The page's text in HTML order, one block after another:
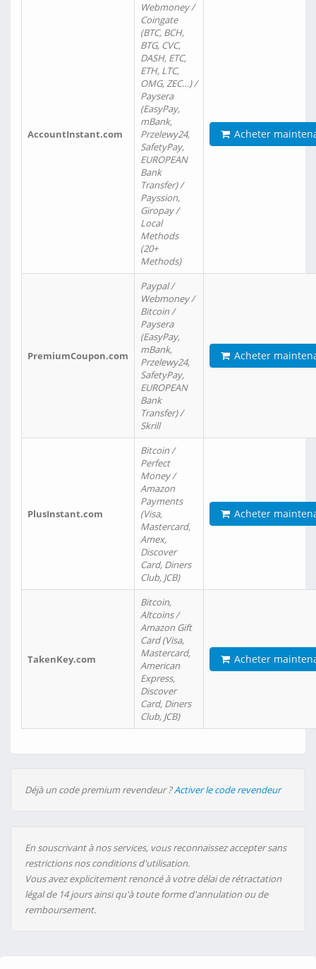
AccountInstant.com
Webmoney /
Coingate
(BTC, BCH,
BTG, CVC,
DASH, ETC,
ETH, LTC,
OMG, ZEC…) /
Paysera
(EasyPay,
mBank,
Przelewy24,
SafetyPay,
EUROPEAN
Bank
Transfer) /
Payssion,
Giropay /
Local
Methods
(20+
Methods)
Acheter
PremiumCoupon.com
Paypal /
Webmoney /
Bitcoin /
Paysera
(EasyPay,
mBank,
Przelewy24,
SafetyPay,
EUROPEAN
Bank
Transfer) /
Skrill
Acheter
PlusInstant.com
Bitcoin /
Perfect
Money /
Amazon
Payments
(Visa,
Mastercard,
Amex,
Discover
Card, Diners
Club, JCB)
Acheter
TakenKey.com
Bitcoin,
Altcoins /
Amazon Gift
Card (Visa,
Mastercard,
American
Express,
Discover
Card, Diners
Club, JCB)
Acheter
Déjà un code premium revendeur ?Activer le code revendeur
En souscrivant à nos services, vous reconnaissez accepter sans
restrictions nos conditions d'utilisation.
Vous avez explicitement renoncé à votre délai de rétractation
légal de 14 jours ainsi qu'à toute forme d'annulation ou de
remboursement.